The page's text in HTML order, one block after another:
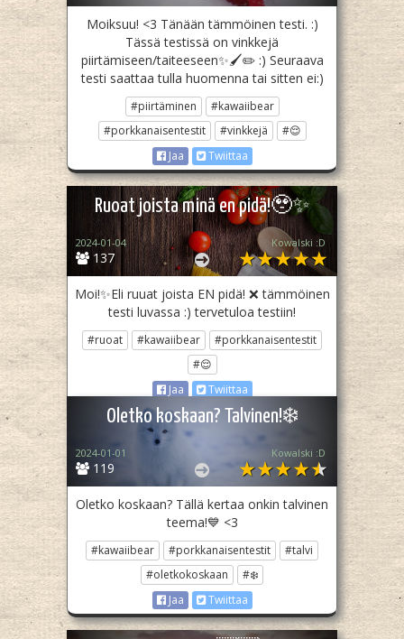
Moiksuu! <3 Tänään tämmöinen testi. :)
Tässä testissä on vinkkejä
piirtämiseen/taiteeseen✨️🖌✏️ :) Seuraava
testi saattaa tulla huomenna tai sitten ei:)
#piirtäminen
#kawaiibear
#porkkanaisentestit
#vinkkejä
#😌
Jaa
Twiittaa
Ruoat joista minä en pidä!🥹✨️
137
2024-01-04 Kowalski :D
Moi!✨️Eli ruuat joista EN pidä! ❌️ tämmöinen
testi luvassa :) tervetuloa testiin!
#ruoat #kawaiibear
#porkkanaisentestit
#😌
Jaa
Twiittaa
Oletko koskaan? Talvinen!❄️
119
2024-01-01 Kowalski :D
Oletko koskaan? Tällä kertaa onkin talvinen
teema!💙 <3
#kawaiibear #porkkanaisentestit
#talvi
#oletkokoskaan
#❄️
Jaa
Twiittaa